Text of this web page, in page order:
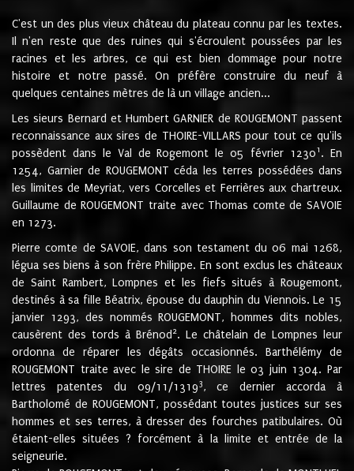
C'est un des plus vieux château du plateau connu par les textes.
Il n'en reste que des ruines qui s'écroulent poussées par les
racines et les arbres, ce qui est bien dommage pour notre
histoire et notre passé. On préfère construire du neuf à
quelques centaines mètres de là un village ancien...
Les sieurs Bernard et Humbert GARNIER de ROUGEMONT passent
reconnaissance aux sires de THOIRE-VILLARS pour tout ce qu'ils
possèdent dans le Val de Rogemont le 05 février 12301 . En
1254, Garnier de ROUGEMONT céda les terres possédées dans
les limites de Meyriat, vers Corcelles et Ferrières aux chartreux.
Guillaume de ROUGEMONT traite avec Thomas comte de SAVOIE
en 1273.
Pierre comte de SAVOIE, dans son testament du 06 mai 1268,
légua ses biens à son frère Philippe. En sont exclus les châteaux
de Saint Rambert, Lompnes et les fiefs situés à Rougemont,
destinés à sa fille Béatrix, épouse du dauphin du Viennois. Le 15
janvier 1293, des nommés ROUGEMONT, hommes dits nobles,
causèrent des tords à Brénod 2. Le châtelain de Lompnes leur
ordonna de réparer les dégâts occasionnés. Barthélémy de
ROUGEMONT traite avec le sire de THOIRE le 03 juin 1304. Par
lettres patentes du 09/11/13193, ce dernier accorda à
Bartholomé de ROUGEMONT, possédant toutes justices sur ses
hommes et ses terres, à dresser des fourches patibulaires. Où
étaient-elles situées ? forcément à la limite et entrée de la
seigneurie.